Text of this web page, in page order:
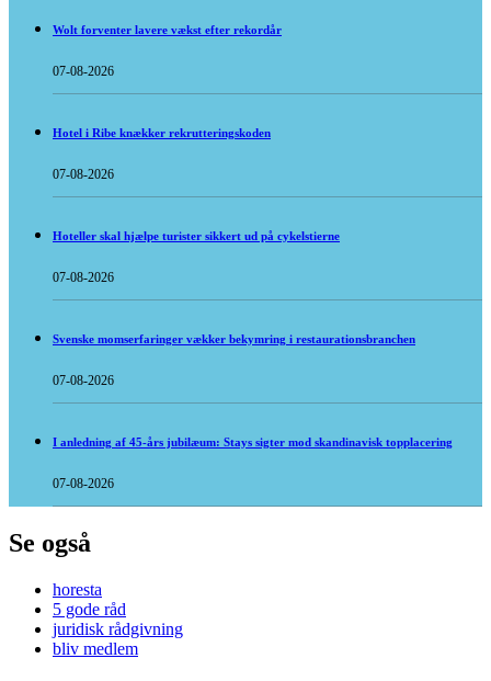
Wolt forventer lavere vækst efter rekordår
07-08-2026
Hotel i Ribe knækker rekrutteringskoden
07-08-2026
Hoteller skal hjælpe turister sikkert ud på cykelstierne
07-08-2026
Svenske momserfaringer vækker bekymring i restaurationsbranchen
07-08-2026
I anledning af 45-års jubilæum: Stays sigter mod skandinavisk topplacering
07-08-2026
Se også
horesta
5 gode råd
juridisk rådgivning
bliv medlem